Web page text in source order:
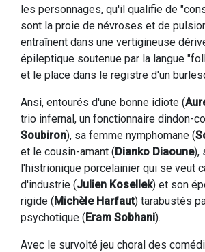
les personnages, qu'il qualifie de
sont la proie de névroses et de
entraînent dans une vertigineuse
épileptique soutenue par la langue
et le place dans le registre d'un
Ansi, entourés d'une bonne idiote (
trio infernal, un fonctionnaire dindon-
Soubiron), sa femme nymphomane (
et le cousin-amant (Dianko Diaoune),
l'histrionique porcelainier qui se veut
d'industrie (Julien Kosellek) et son
rigide (Michèle Harfaut) tarabustés
psychotique (Eram Sobhani).
Avec le survolté jeu choral des